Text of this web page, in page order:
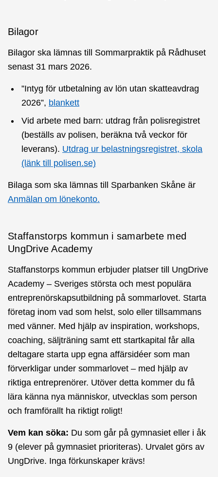
Bilagor
Bilagor ska lämnas till Sommarpraktik på Rådhuset
senast 31 mars 2026.
”Intyg för utbetalning av lön utan skatteavdrag
2026”, blankett
Vid arbete med barn: utdrag från polisregistret
(beställs av polisen, beräkna två veckor för
leverans). Utdrag ur belastningsregistret, skola
(länk till polisen.se)
Bilaga som ska lämnas till Sparbanken Skåne är
Anmälan om lönekonto.
Staffanstorps kommun i samarbete med
UngDrive Academy
Staffanstorps kommun erbjuder platser till UngDrive
Academy – Sveriges största och mest populära
entreprenörskapsutbildning på sommarlovet. Starta
företag inom vad som helst, solo eller tillsammans
med vänner. Med hjälp av inspiration, workshops,
coaching, säljträning samt ett startkapital får alla
deltagare starta upp egna affärsidéer som man
förverkligar under sommarlovet – med hjälp av
riktiga entreprenörer. Utöver detta kommer du få
lära känna nya människor, utvecklas som person
och framförallt ha riktigt roligt!
Vem kan söka: Du som går på gymnasiet eller i åk
9 (elever på gymnasiet prioriteras). Urvalet görs av
UngDrive. Inga förkunskaper krävs!